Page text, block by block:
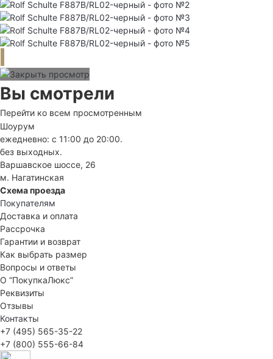
Вы смотрели
Перейти ко всем просмотренным
Шоурум
ежедневно: с 11:00 до 20:00.
без выходных.
Варшавское шоссе, 26
м. Нагатинская
Схема проезда
Покупателям
Доставка и оплата
Рассрочка
Гарантии и возврат
Как выбрать размер
Вопросы и ответы
О “ПокупкаЛюкс”
Реквизиты
Отзывы
Контакты
+7 (495) 565-35-22
+7 (800) 555-66-84